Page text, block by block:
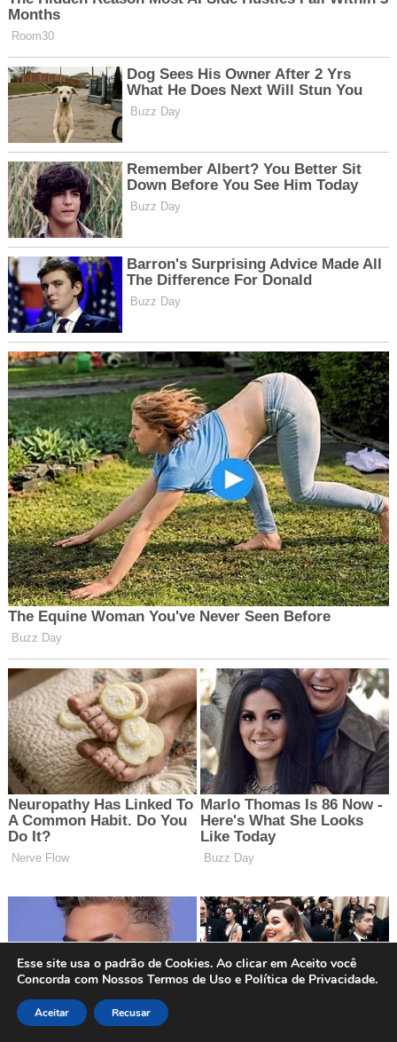
Esse site usa o padrão de Cookies. Ao clicar em Aceito você
Concorda com Nossos Termos de Uso e Política de Privacidade.
Aceitar Recusar